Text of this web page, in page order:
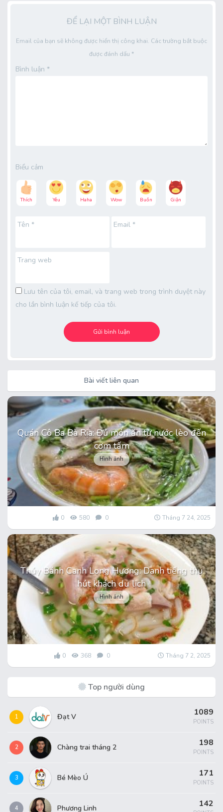
ĐỂ LẠI MỘT BÌNH LUẬN
Email của bạn sẽ không được hiển thị công khai. Các trường bắt buộc
được đánh dấu *
Bình luận *
Biểu cảm
Thích Yêu Haha Wow Buồn Giận
Tên * Email*
Trang web
Lưu tên của tôi, email, và trang web trong trình duyệt này
cho lần bình luận kế tiếp của tôi.
Bài viết liên quan
Quán Cô Ba Bà Rịa: Đủ món ăn từ nước lèo đến
cơm tấm
Hình ảnh
0 580 0 Tháng 7 24, 2025
Thúy Bánh Canh Long Hương: Danh tiếng thu
hút khách du lịch
Hình ảnh
0 368 0 Tháng 7 2, 2025
Top người dùng
1 Đạt V 1089
POINTS
2 Chàng trai tháng 2 198
POINTS
3 Bé Mèo Ú 171
POINTS
4 Phương Linh 142